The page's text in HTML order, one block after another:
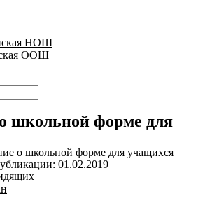
НОШ
ООШ
школьной форме для
о школьной форме для учащихся
01.02.2019